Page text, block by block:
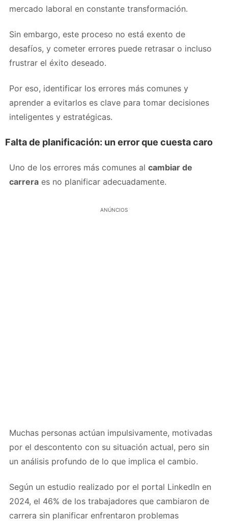
mercado laboral en constante transformación.
Sin embargo, este proceso no está exento de
desafíos, y cometer errores puede retrasar o incluso
frustrar el éxito deseado.
Por eso, identificar los errores más comunes y
aprender a evitarlos es clave para tomar decisiones
inteligentes y estratégicas.
Falta de planificación: un error que cuesta caro
Uno de los errores más comunes al cambiar de
carrera es no planificar adecuadamente.
ANÚNCIOS
Muchas personas actúan impulsivamente, motivadas
por el descontento con su situación actual, pero sin
un análisis profundo de lo que implica el cambio.
Según un estudio realizado por el portal LinkedIn en
2024, el 46% de los trabajadores que cambiaron de
carrera sin planificar enfrentaron problemas